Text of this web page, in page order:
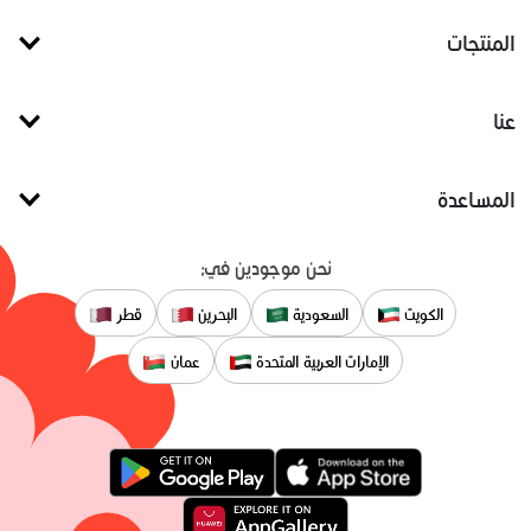
المنتجات
عنا
المساعدة
نحن موجودين في:
الكويت السعودية البحرين قطر
الإمارات العربية المتحدة عمان